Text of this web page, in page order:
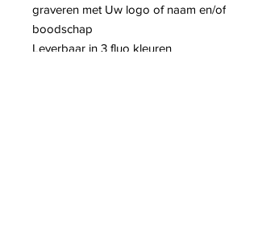
graveren met Uw logo of naam en/of
boodschap
Leverbaar in 3 fluo kleuren